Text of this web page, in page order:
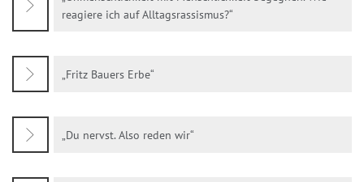
reagiere ich auf Alltagsrassismus?“
„Fritz Bauers Erbe“
„Du nervst. Also reden wir“